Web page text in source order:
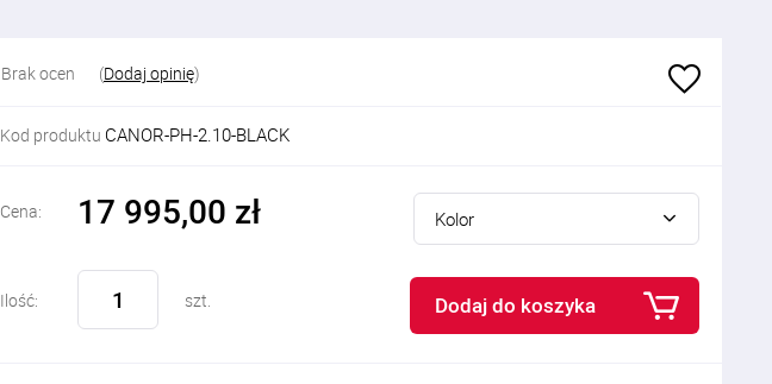
Brak ocen (Dodaj opinię)
Kod produktu CANOR-PH-2.10-BLACK
Cena: 17 995,00 zł Kolor
Ilość: szt. Dodaj do koszyka